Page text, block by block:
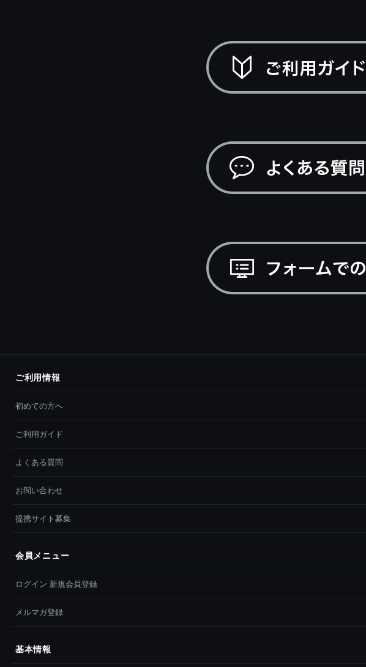
ご利用情報
初めての方へ
ご利用ガイド
よくある質問
お問い合わせ
提携サイト募集
会員メニュー
ログイン 新規会員登録
メルマガ登録
基本情報